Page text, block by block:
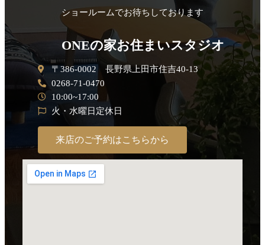
ショールームでお待ちしております
ONEの家お住まいスタジオ
〒386-0002 長野県上田市住吉40-13
0268-71-0470
10:00~17:00
火・水曜日定休日
来店のご予約はこちらから